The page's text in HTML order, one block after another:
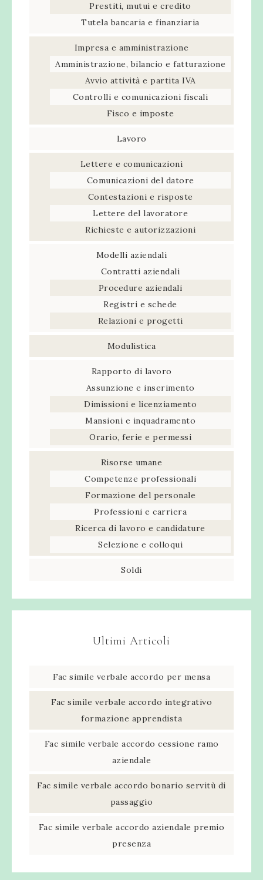
Prestiti, mutui e credito
Tutela bancaria e finanziaria
Impresa e amministrazione
Amministrazione, bilancio e fatturazione
Avvio attività e partita IVA
Controlli e comunicazioni fiscali
Fisco e imposte
Lavoro
Lettere e comunicazioni
Comunicazioni del datore
Contestazioni e risposte
Lettere del lavoratore
Richieste e autorizzazioni
Modelli aziendali
Contratti aziendali
Procedure aziendali
Registri e schede
Relazioni e progetti
Modulistica
Rapporto di lavoro
Assunzione e inserimento
Dimissioni e licenziamento
Mansioni e inquadramento
Orario, ferie e permessi
Risorse umane
Competenze professionali
Formazione del personale
Professioni e carriera
Ricerca di lavoro e candidature
Selezione e colloqui
Soldi
Ultimi Articoli
Fac simile verbale accordo per mensa​
Fac simile verbale accordo integrativo
formazione apprendista​
Fac simile verbale accordo cessione ramo
aziendale​
Fac simile verbale accordo bonario servitù di
passaggio​
Fac simile verbale accordo aziendale premio
presenza​